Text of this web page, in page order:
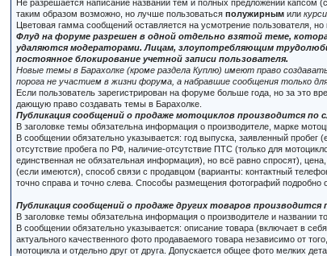
Не разрешается написание названий тем и полных предложений капсом
таким образом возможно, но лучше пользоватьсяполужирным или
Цветовая гамма сообщений оставляется на усмотрение пользователя,
Флуд на форуме разрешен в одной отдельно взятой теме,
удаляются модераторами. Лицам, злоупотребляющим
постоянное блокирование учетной записи пользователя.
Новые темы в Барахолке (кроме раздела Куплю) имеют право
порога не участием в жизни форума, а набравшие сообщения только
Если пользователь зарегистрирован на форуме больше года, но за это
дающую право создавать темы в Барахолке.
Публикация сообщений о продаже мотоциклов производится по
В заголовке темы обязательна информация о производителе, марке
В сообщении обязательно указывается: год выпуска, заявленный пробег
отсутствие пробега по РФ, наличие-отсутствие ПТС (только для
единственная не обязательная информация), но всё равно спросят),
(если имеются), способ связи с продавцом (варианты: контактный
точно справа и точно слева. Способы размещения фотографий подробно
Публикация сообщений о продаже других товаров
В заголовке темы обязательна информация о производителе и названии
В сообщении обязательно указывается: описание товара (включает в
актуального качественного фото продаваемого товара независимо от
мотоцикла и отдельно друг от друга. Допускается общее фото мелких